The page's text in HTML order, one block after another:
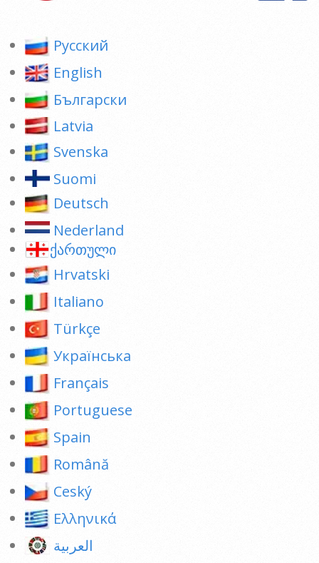
Pусский
English
Български
Latvia
Svenska
Suomi
Deutsch
Nederland
ქართული
Hrvatski
Italiano
Türkçe
Українська
Français
Portuguese
Spain
Română
Ceský
Ελληνικά
العربية